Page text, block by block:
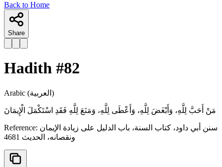
Back to Home
Share
Hadith #82
Arabic (العربية)
مَنْ أَحَبَّ لِلَّهِ، وَأَبْغَضَ لِلَّهِ، وَأَعْطَى لِلَّهِ، وَمَنَعَ لِلَّهِ فَقَدِ اسْتَكْمَلَ الْإِيمَانَ
Reference: سنن أبي داود، كتاب السنة، باب الدليل على زيادة الإيمان
ونقصانه، الحدیث 4681